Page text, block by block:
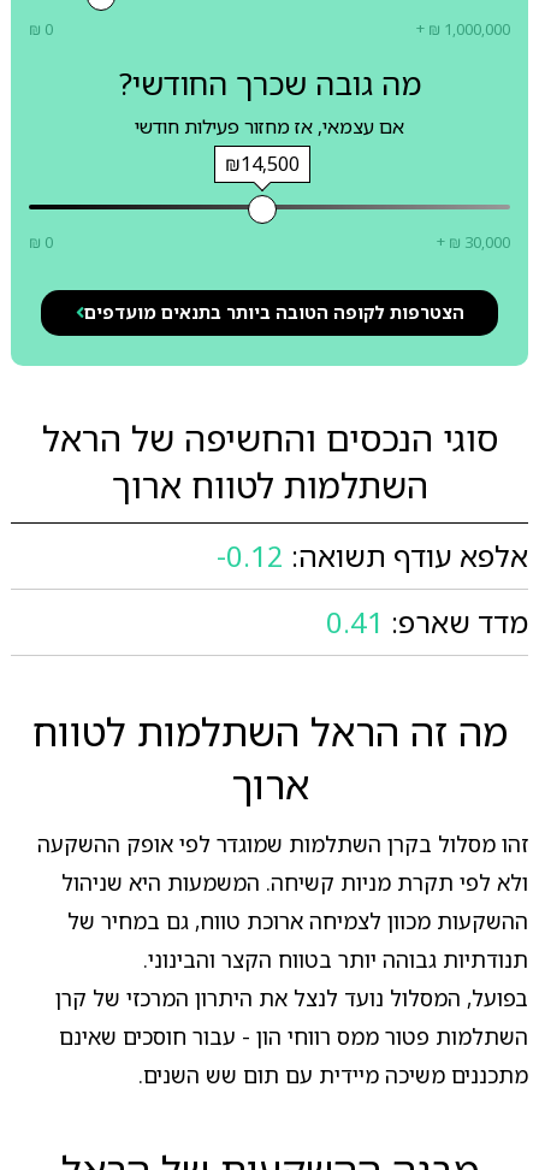
₪ 0 + ₪ 1,000,000
מה גובה שכרך החודשי?
אם עצמאי, אז מחזור פעילות חודשי
₪14,500
₪ 0 + ₪ 30,000
הצטרפות לקופה הטובה ביותר בתנאים מועדפים
סוגי הנכסים והחשיפה של הראל
השתלמות לטווח ארוך
אלפא עודף תשואה: -0.12
מדד שארפ: 0.41
מה זה הראל השתלמות לטווח
ארוך
זהו מסלול בקרן השתלמות שמוגדר לפי אופק ההשקעה
ולא לפי תקרת מניות קשיחה. המשמעות היא שניהול
ההשקעות מכוון לצמיחה ארוכת טווח, גם במחיר של
תנודתיות גבוהה יותר בטווח הקצר והבינוני.
בפועל, המסלול נועד לנצל את היתרון המרכזי של קרן
השתלמות פטור ממס רווחי הון - עבור חוסכים שאינם
מתכננים משיכה מיידית עם תום שש השנים.